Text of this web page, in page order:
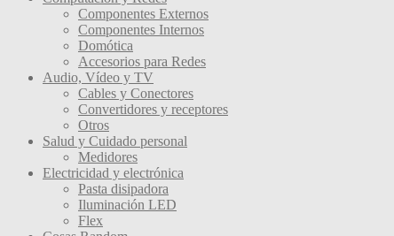
Componentes Externos
Componentes Internos
Domótica
Accesorios para Redes
Audio, Vídeo y TV
Cables y Conectores
Convertidores y receptores
Otros
Salud y Cuidado personal
Medidores
Electricidad y electrónica
Pasta disipadora
Iluminación LED
Flex